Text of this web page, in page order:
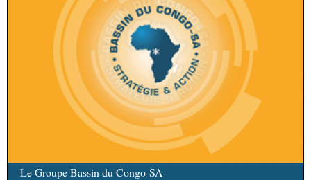
Le Groupe Bassin du Congo-SA